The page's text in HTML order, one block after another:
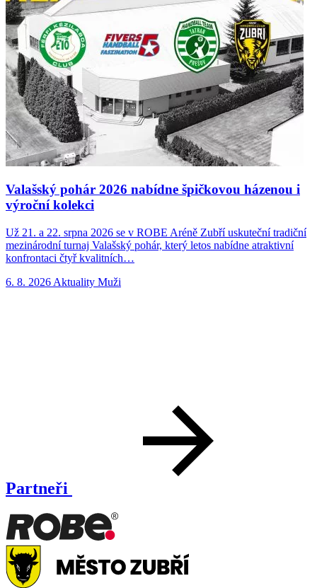
Valašský pohár 2026 nabídne špičkovou házenou i
výroční kolekci
Už 21. a 22. srpna 2026 se v ROBE Aréně Zubří uskuteční tradiční
mezinárodní turnaj Valašský pohár, který letos nabídne atraktivní
konfrontaci čtyř kvalitních…
6. 8. 2026 Aktuality Muži
Partneři